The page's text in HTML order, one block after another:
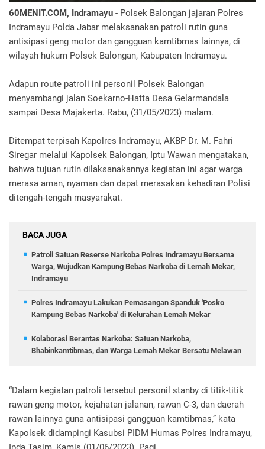
60MENIT.COM, Indramayu - Polsek Balongan jajaran Polres
Indramayu Polda Jabar melaksanakan patroli rutin guna
antisipasi geng motor dan gangguan kamtibmas lainnya, di
wilayah hukum Polsek Balongan, Kabupaten Indramayu.
Adapun route patroli ini personil Polsek Balongan
menyambangi jalan Soekarno-Hatta Desa Gelarmandala
sampai Desa Majakerta. Rabu, (31/05/2023) malam.
Ditempat terpisah Kapolres Indramayu, AKBP Dr. M. Fahri
Siregar melalui Kapolsek Balongan, Iptu Wawan mengatakan,
bahwa tujuan rutin dilaksanakannya kegiatan ini agar warga
merasa aman, nyaman dan dapat merasakan kehadiran Polisi
ditengah-tengah masyarakat.
BACA JUGA
Patroli Satuan Reserse Narkoba Polres Indramayu Bersama
Warga, Wujudkan Kampung Bebas Narkoba di Lemah Mekar,
Indramayu
Polres Indramayu Lakukan Pemasangan Spanduk 'Posko
Kampung Bebas Narkoba' di Kelurahan Lemah Mekar
Kolaborasi Berantas Narkoba: Satuan Narkoba,
Bhabinkamtibmas, dan Warga Lemah Mekar Bersatu Melawan
“Dalam kegiatan patroli tersebut personil stanby di titik-titik
rawan geng motor, kejahatan jalanan, rawan C-3, dan daerah
rawan lainnya guna antisipasi gangguan kamtibmas,” kata
Kapolsek didampingi Kasubsi PIDM Humas Polres Indramayu,